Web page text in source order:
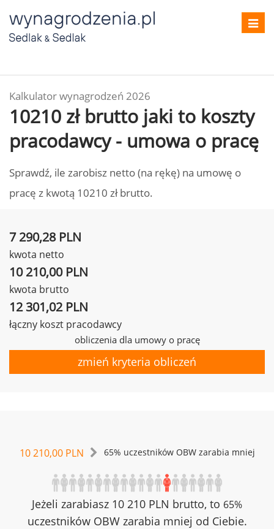
Kalkulator wynagrodzeń 2026
10210 zł brutto jaki to koszty
pracodawcy - umowa o pracę
Sprawdź, ile zarobisz netto (na rękę) na umowę o
pracę z kwotą 10210 zł brutto.
7 290,28 PLN
kwota netto
10 210,00 PLN
kwota brutto
12 301,02 PLN
łączny koszt pracodawcy
obliczenia dla umowy o pracę
zmień kryteria obliczeń
10 210,00 PLN 65% uczestników OBW zarabia mniej
Jeżeli zarabiasz 10 210 PLN brutto, to 65%
uczestników OBW zarabia mniej od Ciebie.